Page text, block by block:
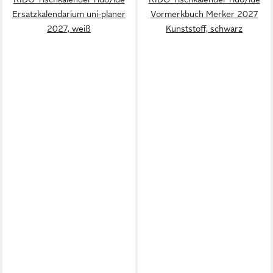
Ersatzkalendarium uni-planer
2027, weiß
Vormerkbuch Merker 2027
Kunststoff, schwarz